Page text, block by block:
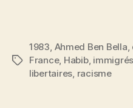
Étiquettes
1983, Ahmed Ben Bella,
France, Habib, immigrés
libertaires, racisme